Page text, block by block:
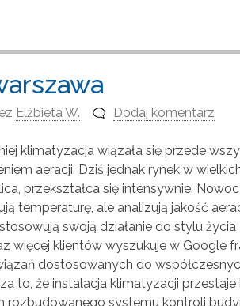
Elżbieta W. Dodaj komentarz
klimatyzacja wiązała się przede
aeracji. Dziś jednak rynek w
przekształca się intensywnie.
temperaturę, ale analizują jakość
swoją działanie do stylu życia
więcej klientów wyszukuje w Google
dostosowanych do
to, że instalacja klimatyzacji przestaje
rozbudowanego systemu kontroli